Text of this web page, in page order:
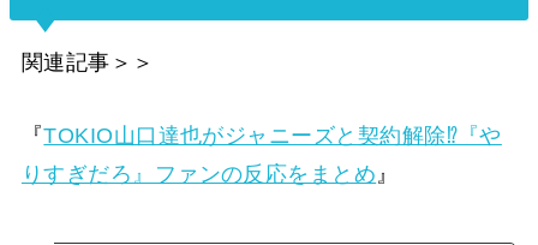
関連記事＞＞
『TOKIO山口達也がジャニーズと契約解除⁉『や
りすぎだろ』ファンの反応をまとめ 』